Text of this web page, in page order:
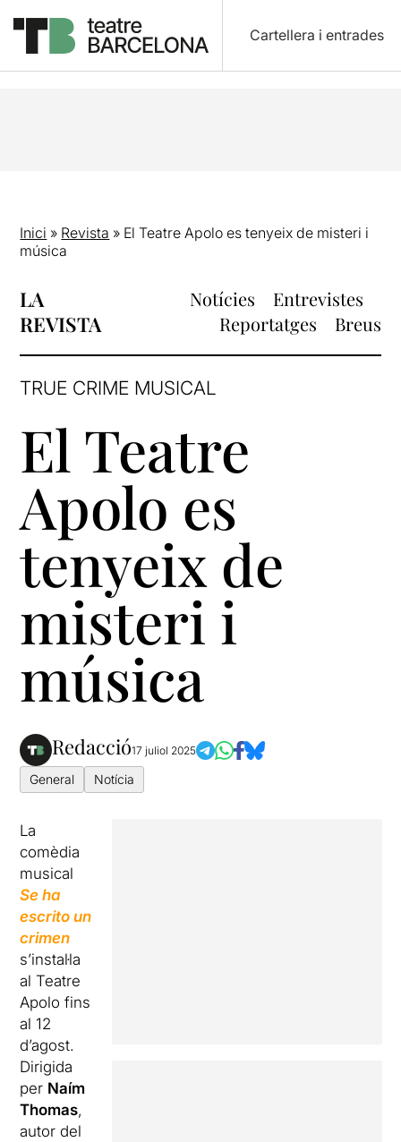
Cartellera i entrades
Inici » Revista » El Teatre Apolo es tenyeix de misteri i
música
LA
REVISTA
Notícies
Entrevistes
Reportatges
Breus
TRUE CRIME MUSICAL
El Teatre
Apolo es
tenyeix de
misteri i
música
Redacció17 juliol 2025
General Notícia
La
comèdia
musical
Se ha
escrito un
crimen
s’instal·la
al Teatre
Apolo fins
al 12
d’agost.
Dirigida
per Naím
Thomas,
autor del